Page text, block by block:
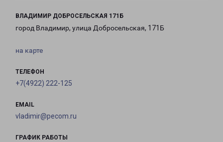
ВЛАДИМИР ДОБРОСЕЛЬСКАЯ 171Б
город Владимир, улица Добросельская, 171Б
на карте
ТЕЛЕФОН
+7(4922) 222-125
EMAIL
vladimir@pecom.ru
ГРАФИК РАБОТЫ